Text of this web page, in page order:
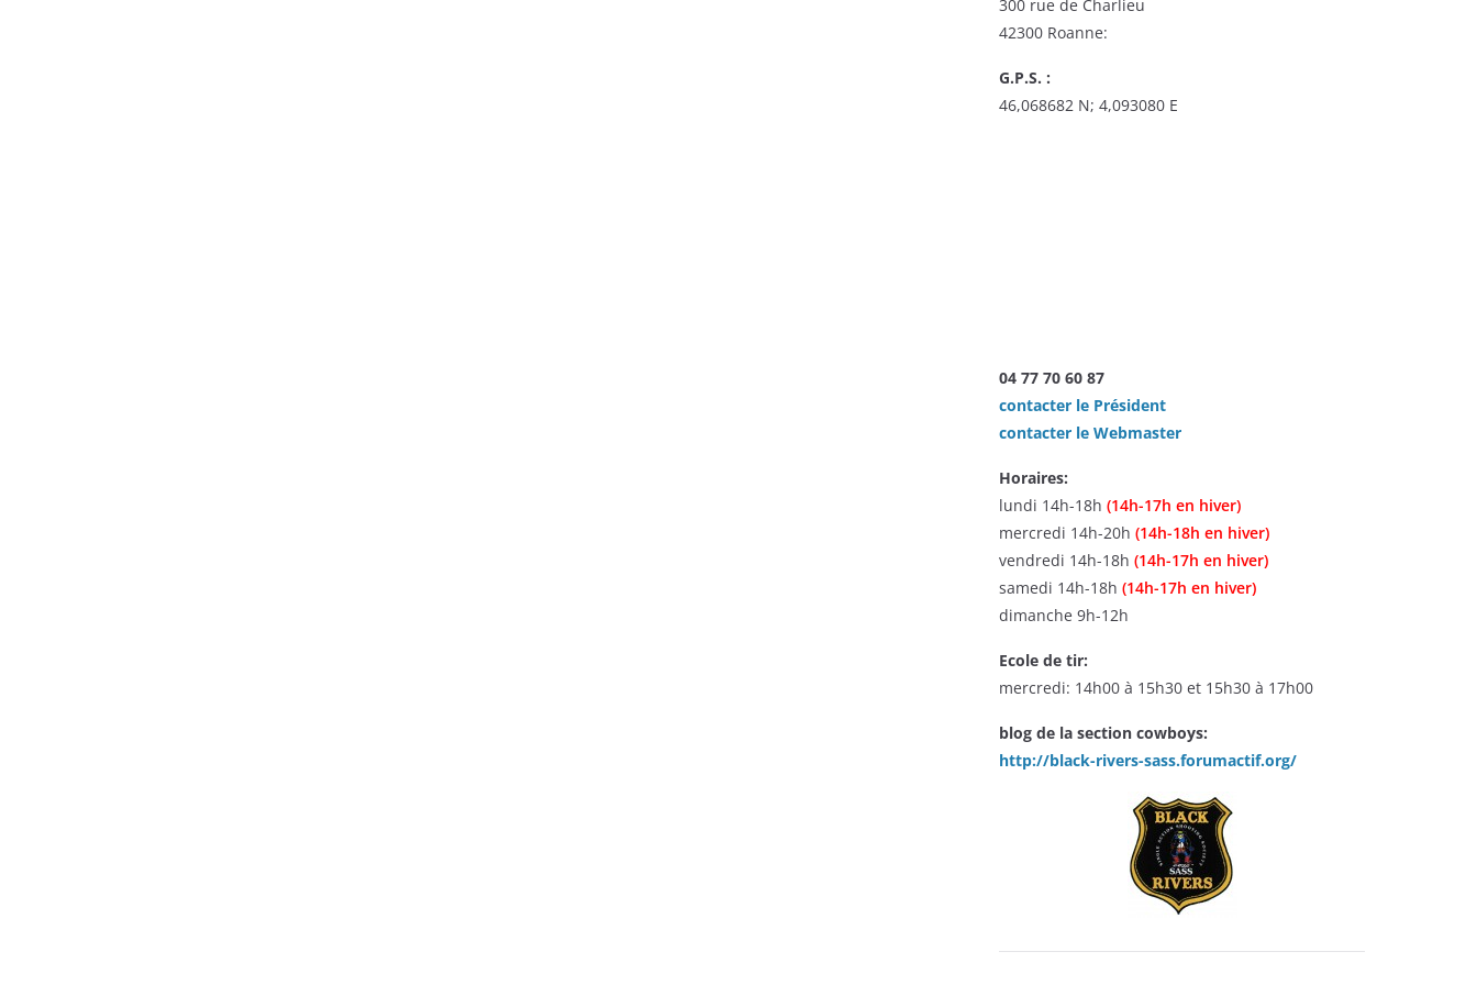
300 rue de Charlieu
42300 Roanne:
G.P.S. :
46,068682 N; 4,093080 E
04 77 70 60 87
contacter le Président
contacter le Webmaster
Horaires:
lundi 14h-18h (14h-17h en hiver)
mercredi 14h-20h (14h-18h en hiver)
vendredi 14h-18h (14h-17h en hiver)
samedi 14h-18h (14h-17h en hiver)
dimanche 9h-12h
Ecole de tir:
mercredi: 14h00 à 15h30 et 15h30 à 17h00
blog de la section cowboys:
http://black-rivers-sass.forumactif.org/